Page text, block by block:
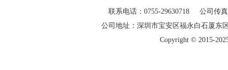
联系电话：0755-29630718 公司传
公司地址：深圳市宝安区福永白石厦
Copyright © 2015-